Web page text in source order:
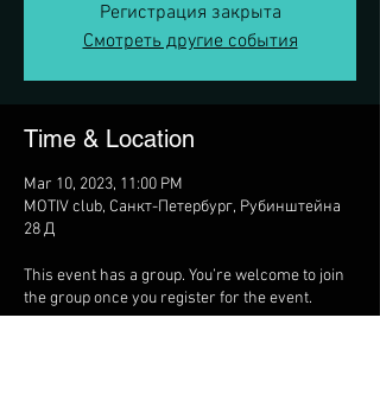
Регистрация закрыта
Смотреть другие события
Time & Location
Mar 10, 2023, 11:00 PM
MOTIV club, Санкт-Петербург, Рубинштейна
28 Д
This event has a group. You’re welcome to join
the group once you register for the event.